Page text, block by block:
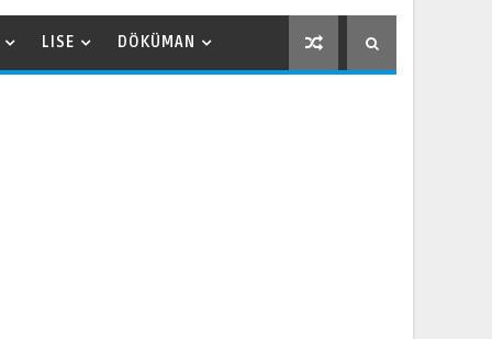
LISE DÖKÜMAN